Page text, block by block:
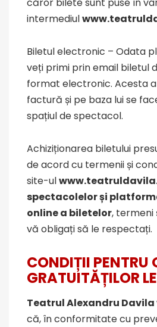
intermediul
Biletul electronic – Odata
veți primi prin email biletul
format electronic. Acesta
factură și pe baza lui se
spațiul de spectacol.
Achiziționarea biletului
de acord cu termenii și
site-ul
spectacolelor și
online a biletelor, termeni
vă obligați să le respectați.
CONDIȚII PENTRU
GRATUITĂȚILOR
Teatrul Alexandru Davila
că, în conformitate cu